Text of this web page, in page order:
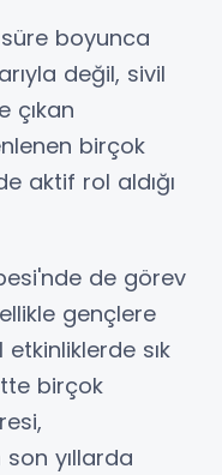
boyunca
değil, sivil
çıkan
birçok
aktif rol aldığı
de görev
gençlere
sık
birçok
son yıllarda